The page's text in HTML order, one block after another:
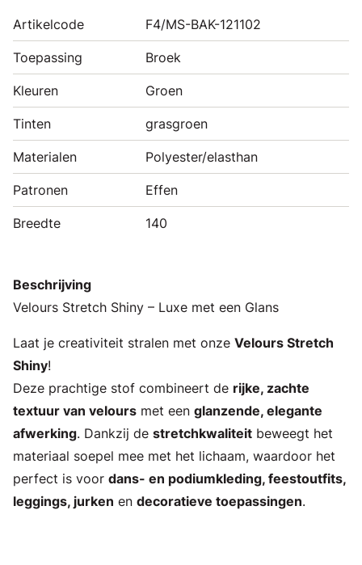
Artikelcode F4/MS-BAK-121102
Toepassing Broek
Kleuren Groen
Tinten grasgroen
Materialen Polyester/elasthan
Patronen Effen
Breedte 140
Beschrijving
Velours Stretch Shiny – Luxe met een Glans
Laat je creativiteit stralen met onze Velours Stretch
Shiny!
Deze prachtige stof combineert de rijke, zachte
textuur van velours met een glanzende, elegante
afwerking. Dankzij de stretchkwaliteit beweegt het
materiaal soepel mee met het lichaam, waardoor het
perfect is voor dans- en podiumkleding, feestoutfits,
leggings, jurken en decoratieve toepassingen.